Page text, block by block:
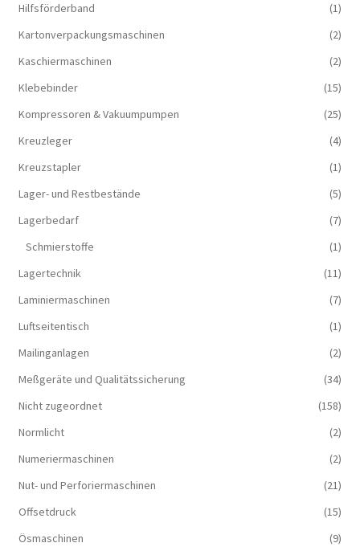
Hilfsförderband
(1)
Kartonverpackungsmaschinen
(2)
Kaschiermaschinen
(2)
Klebebinder
(15)
Kompressoren & Vakuum­pumpen
(25)
Kreuzleger
(4)
Kreuzstapler
(1)
Lager- und Restbestände
(5)
Lagerbedarf
(7)
Schmierstoffe
(1)
Lagertechnik
(11)
Laminiermaschinen
(7)
Luftseitentisch
(1)
Mailinganlagen
(2)
Meßgeräte und Qualitätssicherung
(34)
Nicht zugeordnet
(158)
Normlicht
(2)
Numeriermaschinen
(2)
Nut- und Perforiermaschinen
(21)
Offsetdruck
(15)
Ösmaschinen
(9)